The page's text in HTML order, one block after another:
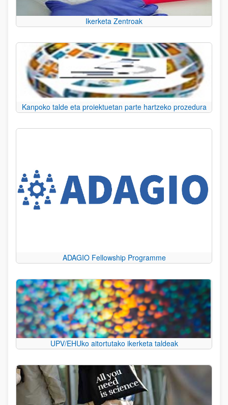
Ikerketa Zentroak
Kanpoko talde eta proiektuetan parte hartzeko prozedura
ADAGIO Fellowship Programme
UPV/EHUko aitortutako ikerketa taldeak